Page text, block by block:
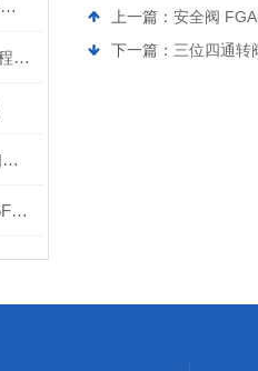
自动卸荷阀其主要的性能分别是什么？
三通截止阀23J24H-40在使用过程中可能会遇到各种问题
安全阀022W12520-000订货须知及厂家报价
氨 丙烯等制冷剂安全阀 12EH16FNCF 3/4IN 市场需求大吗
上一篇： 安全阀
下一篇： 三位四通转